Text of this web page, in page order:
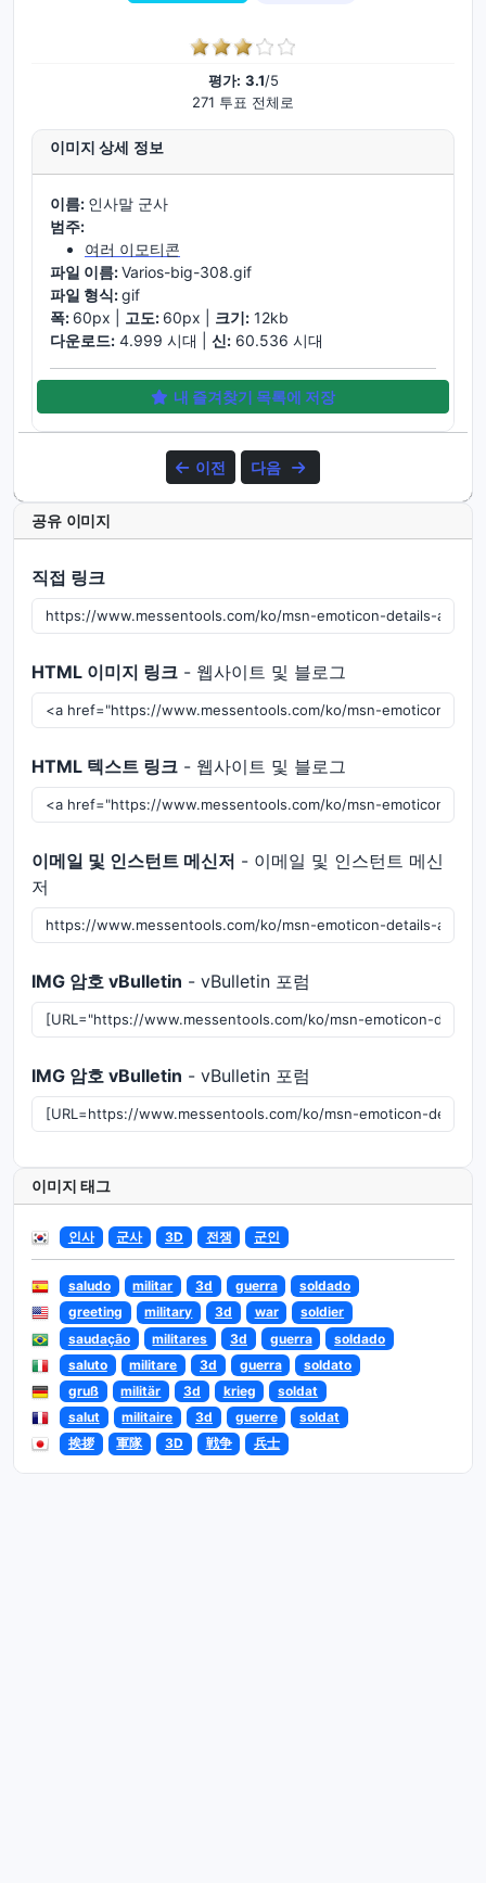
평가: 3.1/5
271 투표 전체로
이미지 상세 정보
이름: 인사말 군사
범주:
여러 이모티콘
파일 이름:Varios-big-308.gif
파일 형식:gif
폭: 60px | 고도: 60px | 크기: 12kb
다운로드: 4.999 시대 | 신: 60.536 시대
내 즐겨찾기 목록에 저장
이전 다음
공유 이미지
직접 링크
HTML 이미지 링크 - 웹사이트 및 블로그
HTML 텍스트 링크 - 웹사이트 및 블로그
이메일 및 인스턴트 메신저 - 이메일 및 인스턴트 메신
저
IMG 암호 vBulletin - vBulletin 포럼
IMG 암호 vBulletin - vBulletin 포럼
이미지 태그
인사 군사 3D 전쟁 군인
saludo militar 3d guerra
soldado
greeting
military 3d war
soldier
saudação
militares 3d guerra
soldado
saluto
militare 3d guerra
soldato
gruß
militär 3d krieg
soldat
salut
militaire 3d guerre
soldat
挨拶
軍隊 3D 戦争 兵士